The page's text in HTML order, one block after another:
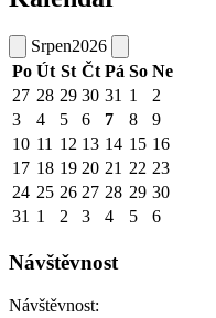
Srpen2026
Po Út St Čt Pá So Ne
27 28 29 30 31 1
2
3
4 5 6 7 8
9
10 11 12 13 14 15 16
17 18 19 20 21 22 23
24 25 26 27 28 29 30
31 1 2 3 4 5 6
Návštěvnost
Návštěvnost: